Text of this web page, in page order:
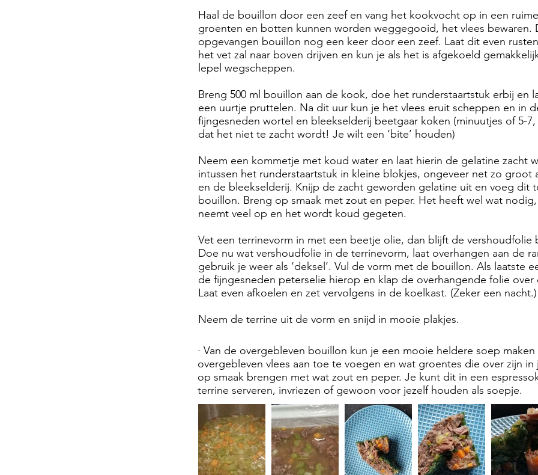
Haal de bouillon door een zeef en vang het kookvocht op in een
groenten en botten kunnen worden weggegooid, het vlees bewaren.
opgevangen bouillon nog een keer door een zeef. Laat dit even
het vet zal naar boven drijven en kun je als het is afgekoeld
lepel wegscheppen.
Breng 500 ml bouillon aan de kook, doe het runderstaartstuk erbij en
een uurtje pruttelen. Na dit uur kun je het vlees eruit scheppen en in
fijngesneden wortel en bleekselderij beetgaar koken (minuutjes of 5-
dat het niet te zacht wordt! Je wilt een ‘bite’ houden)
Neem een kommetje met koud water en laat hierin de gelatine zacht
intussen het runderstaartstuk in kleine blokjes, ongeveer net zo groot
en de bleekselderij. Knijp de zacht geworden gelatine uit en voeg dit
bouillon. Breng op smaak met zout en peper. Het heeft wel wat
neemt veel op en het wordt koud gegeten.
Vet een terrinevorm in met een beetje olie, dan blijft de vershoudfolie
Doe nu wat vershoudfolie in de terrinevorm, laat overhangen aan de
gebruik je weer als ‘deksel’. Vul de vorm met de bouillon. Als laatste
de fijngesneden peterselie hierop en klap de overhangende folie over
Laat even afkoelen en zet vervolgens in de koelkast. (Zeker een nacht.)
Neem de terrine uit de vorm en snijd in mooie plakjes.
· Van de overgebleven bouillon kun je een mooie heldere soep
overgebleven vlees aan toe te voegen en wat groentes die over zijn in
op smaak brengen met wat zout en peper. Je kunt dit in een
terrine serveren, invriezen of gewoon voor jezelf houden als soepje.